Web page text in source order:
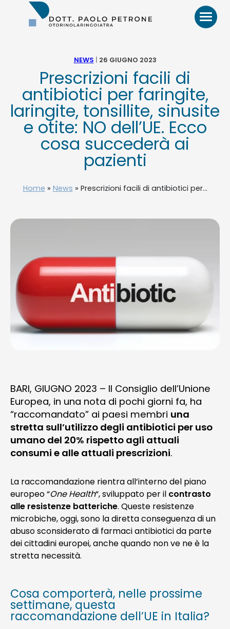
Otorino
HOME
BIO
VIDEO
RECENSIONI
NEWS
TELEFONO E CONTATTI
NEWS 26 GIUGNO 2023
Prescrizioni facili di
antibiotici per faringite,
laringite, tonsillite, sinusite
e otite: NO dell’UE. Ecco
cosa succederà ai
pazienti
Home » News » Prescrizioni facili di antibiotici per...
BARI, GIUGNO 2023 – Il Consiglio dell’Unione
Europea, in una nota di pochi giorni fa, ha
“raccomandato” ai paesi membri una
stretta sull’utilizzo degli antibiotici per uso
umano del 20% rispetto agli attuali
consumi e alle attuali prescrizioni.
La raccomandazione rientra all’interno del piano
europeo “One Health“, sviluppato per il contrasto
alle resistenze batteriche. Queste resistenze
microbiche, oggi, sono la diretta conseguenza di un
abuso sconsiderato di farmaci antibiotici da parte
dei cittadini europei, anche quando non ve ne è la
stretta necessità.
Cosa comporterà, nelle prossime
settimane, questa
raccomandazione dell’UE in Italia?